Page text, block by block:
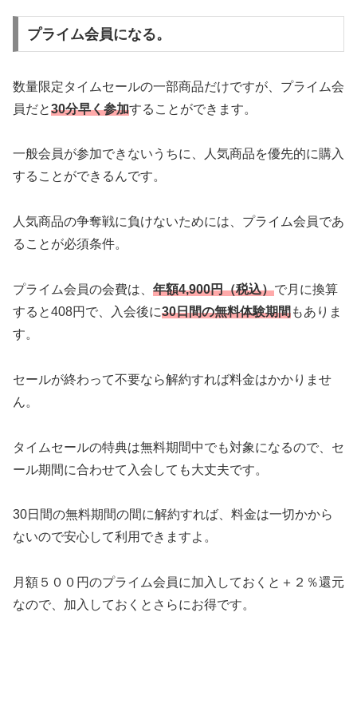
プライム会員になる。
数量限定タイムセールの一部商品だけですが、プライム会
員だと30分早く参加することができます。
一般会員が参加できないうちに、人気商品を優先的に購入
することができるんです。
人気商品の争奪戦に負けないためには、プライム会員であ
ることが必須条件。
プライム会員の会費は、 年額4,900円（税込）で月に換算
すると408円で、入会後に30日間の無料体験期間もありま
す。
セールが終わって不要なら解約すれば料金はかかりませ
ん。
タイムセールの特典は無料期間中でも対象になるので、セ
ール期間に合わせて入会しても大丈夫です。
30日間の無料期間の間に解約すれば、料金は一切かから
ないので安心して利用できますよ。
月額５００円のプライム会員に加入しておくと＋２％還元
なので、加入しておくとさらにお得です。